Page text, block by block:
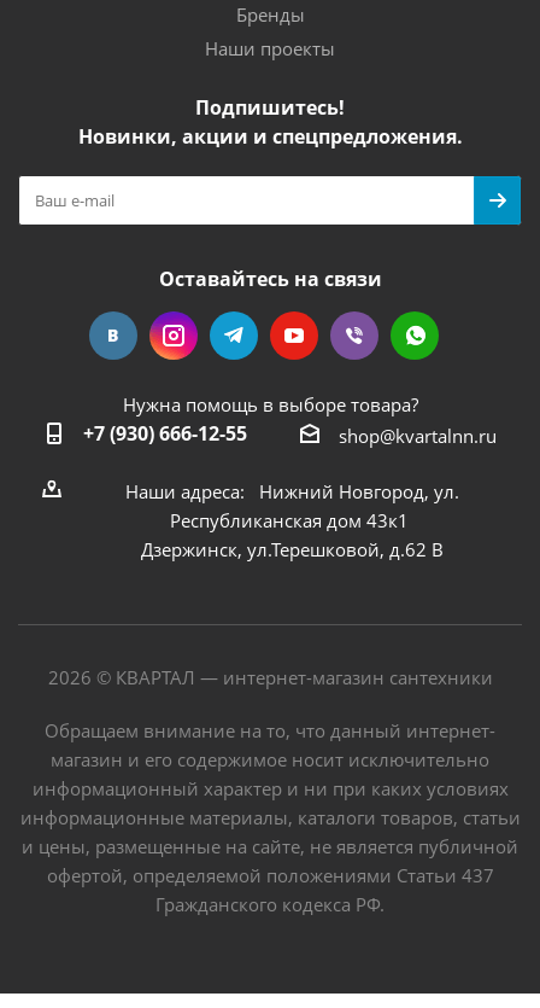
Бренды
Наши проекты
Подпишитесь!
Новинки, акции и спецпредложения.
Оставайтесь на связи
Нужна помощь в выборе товара?
+7 (930) 666-12-55 shop@kvartalnn.ru
Наши адреса: Нижний Новгород, ул.
Республиканская дом 43к1
Дзержинск, ул.Терешковой, д.62 В
2026 © КВАРТАЛ — интернет-магазин сантехники
Обращаем внимание на то, что данный интернет-
магазин и его содержимое носит исключительно
информационный характер и ни при каких условиях
информационные материалы, каталоги товаров, статьи
и цены, размещенные на сайте, не является публичной
офертой, определяемой положениями Статьи 437
Гражданского кодекса РФ.